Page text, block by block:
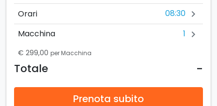
Orari 08:30 chevron_right
Macchina 1 chevron_right
€ 299,00 per Macchina
Totale -
Prenota subito